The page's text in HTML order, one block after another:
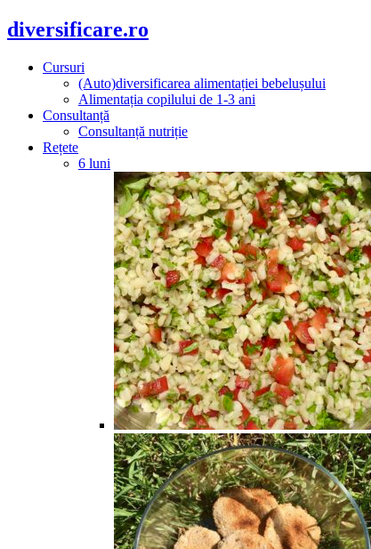
diversificare.ro
Cursuri
(Auto)diversificarea alimentației bebelușului
Alimentația copilului de 1-3 ani
Consultanță
Consultanță nutriție
Rețete
6 luni